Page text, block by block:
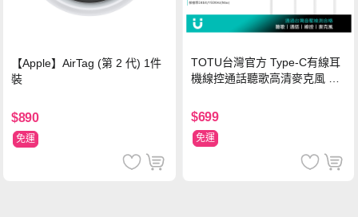
【Apple】AirTag (第 2 代) 1件
裝
$890
免運
TOTU台灣官方 Type-C有線耳
機線控通話聽歌高清麥克風 耀
卓 通過台灣BSMI認證
$699
免運